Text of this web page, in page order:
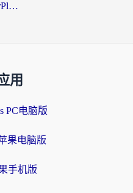
海外党必看：Quickback和OurPlay好用吗？3分钟选对回国加速器，无缝刷剧玩游戏
用
PC电脑版
果电脑版
手机版